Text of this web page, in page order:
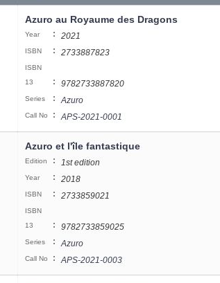
Azuro au Royaume des Dragons
Year : 2021
ISBN : 2733887823
ISBN
13
: 9782733887820
Series : Azuro
Call No : APS-2021-0001
Azuro et l'île fantastique
Edition : 1st edition
Year : 2018
ISBN : 2733859021
ISBN
13
: 9782733859025
Series : Azuro
Call No : APS-2021-0003